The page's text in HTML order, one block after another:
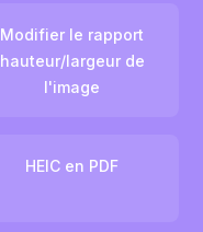
Modifier le rapport
hauteur/largeur de
l'image
HEIC en PDF